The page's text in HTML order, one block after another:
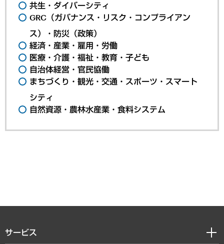
共生・ダイバーシティ
GRC（ガバナンス・リスク・コンプライアン
ス）・防災（政策）
経済・産業・雇用・労働
医療・介護・福祉・教育・子ども
自治体経営・官民協働
まちづくり・観光・交通・スポーツ・スマート
シティ
自然資源・農林水産業・食料システム
サービス